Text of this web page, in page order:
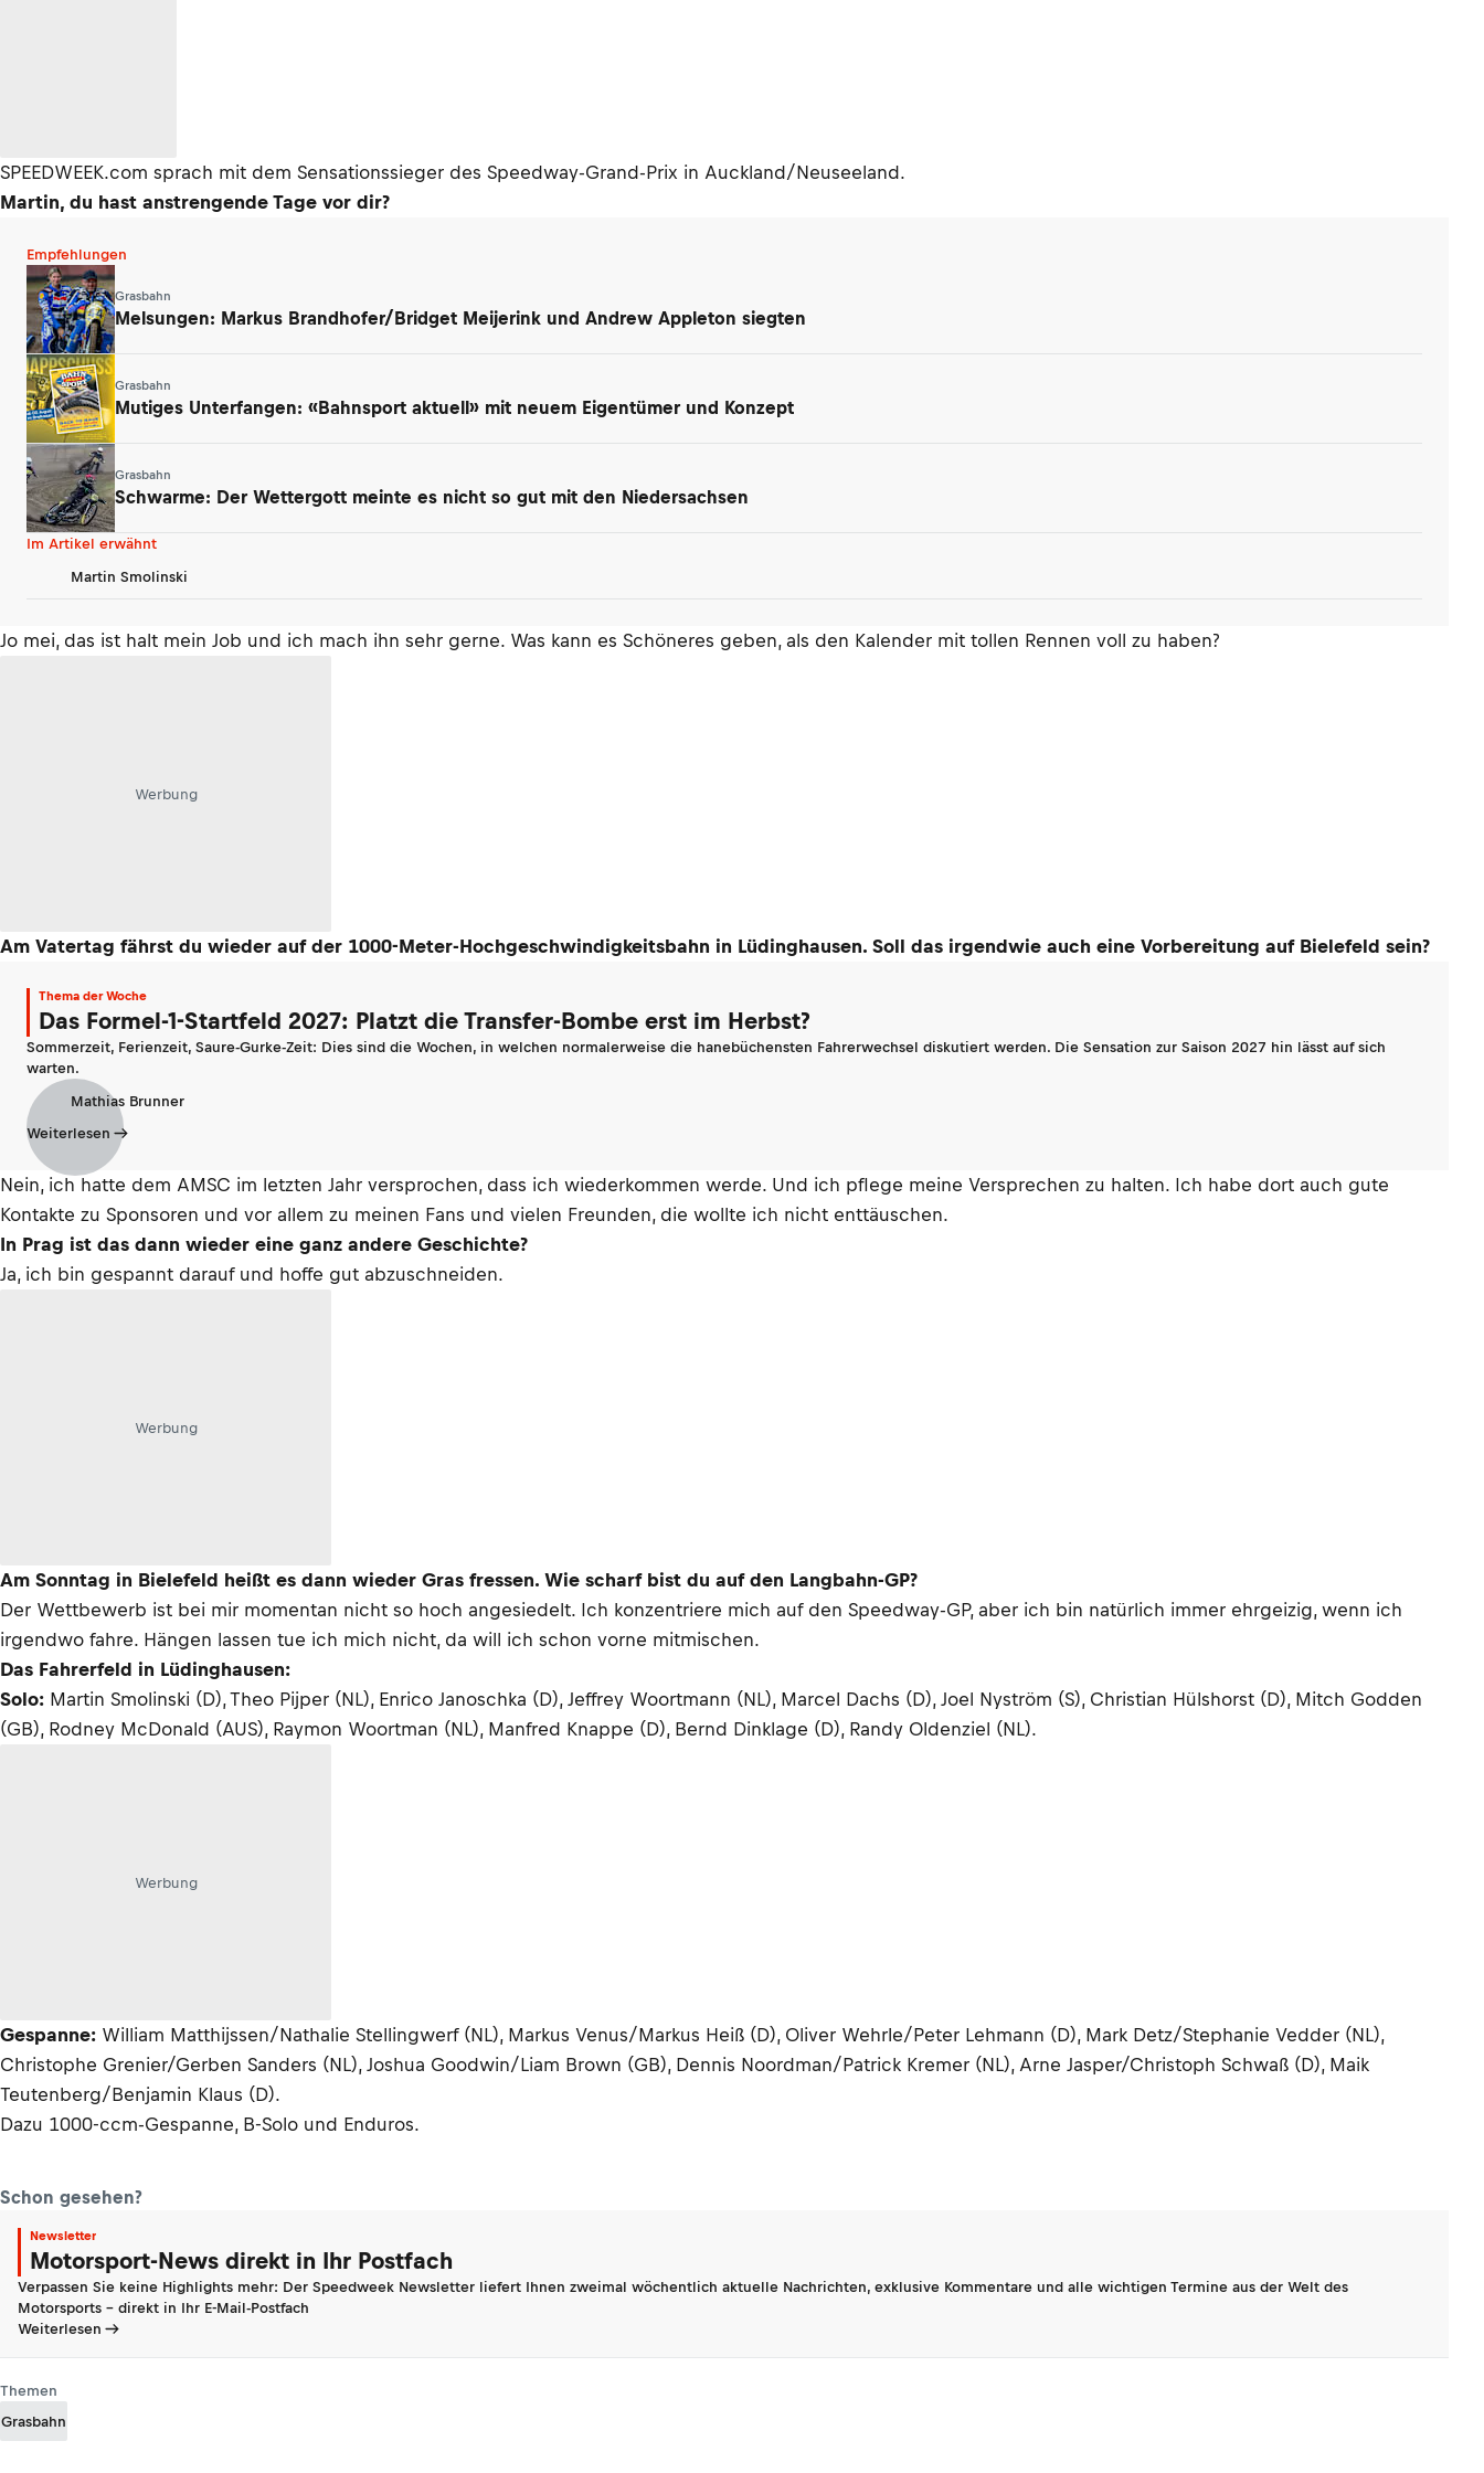
SPEEDWEEK.com sprach mit dem Sensationssieger des Speedway-Grand-Prix in Auckland/Neuseeland.
Martin, du hast anstrengende Tage vor dir?
Empfehlungen
Grasbahn
Melsungen: Markus Brandhofer/Bridget Meijerink und Andrew Appleton siegten
Grasbahn
Mutiges Unterfangen: «Bahnsport aktuell» mit neuem Eigentümer und Konzept
Grasbahn
Schwarme: Der Wettergott meinte es nicht so gut mit den Niedersachsen
Im Artikel erwähnt
Martin Smolinski
Jo mei, das ist halt mein Job und ich mach ihn sehr gerne. Was kann es Schöneres geben, als den Kalender mit tollen Rennen voll zu haben?
Werbung
Am Vatertag fährst du wieder auf der 1000-Meter-Hochgeschwindigkeitsbahn in Lüdinghausen. Soll das irgendwie auch eine Vorbereitung auf Bielefeld sein?
Thema der Woche
Das Formel-1-Startfeld 2027: Platzt die Transfer-Bombe erst im Herbst?
Sommerzeit, Ferienzeit, Saure-Gurke-Zeit: Dies sind die Wochen, in welchen normalerweise die hanebüchensten Fahrerwechsel diskutiert werden. Die Sensation zur Saison 2027 hin lässt auf sich
warten.
Mathias Brunner
Weiterlesen
Nein, ich hatte dem AMSC im letzten Jahr versprochen, dass ich wiederkommen werde. Und ich pflege meine Versprechen zu halten. Ich habe dort auch gute
Kontakte zu Sponsoren und vor allem zu meinen Fans und vielen Freunden, die wollte ich nicht enttäuschen.
In Prag ist das dann wieder eine ganz andere Geschichte?
Ja, ich bin gespannt darauf und hoffe gut abzuschneiden.
Werbung
Am Sonntag in Bielefeld heißt es dann wieder Gras fressen. Wie scharf bist du auf den Langbahn-GP?
Der Wettbewerb ist bei mir momentan nicht so hoch angesiedelt. Ich konzentriere mich auf den Speedway-GP, aber ich bin natürlich immer ehrgeizig, wenn ich
irgendwo fahre. Hängen lassen tue ich mich nicht, da will ich schon vorne mitmischen.
Das Fahrerfeld in Lüdinghausen:
Solo: Martin Smolinski (D), Theo Pijper (NL), Enrico Janoschka (D), Jeffrey Woortmann (NL), Marcel Dachs (D), Joel Nyström (S), Christian Hülshorst (D), Mitch Godden
(GB), Rodney McDonald (AUS), Raymon Woortman (NL), Manfred Knappe (D), Bernd Dinklage (D), Randy Oldenziel (NL).
Werbung
Gespanne: William Matthijssen/Nathalie Stellingwerf (NL), Markus Venus/Markus Heiß (D), Oliver Wehrle/Peter Lehmann (D), Mark Detz/Stephanie Vedder (NL),
Christophe Grenier/Gerben Sanders (NL), Joshua Goodwin/Liam Brown (GB), Dennis Noordman/Patrick Kremer (NL), Arne Jasper/Christoph Schwaß (D), Maik
Teutenberg/Benjamin Klaus (D).
Dazu 1000-ccm-Gespanne, B-Solo und Enduros.
Schon gesehen?
Newsletter
Motorsport-News direkt in Ihr Postfach
Verpassen Sie keine Highlights mehr: Der Speedweek Newsletter liefert Ihnen zweimal wöchentlich aktuelle Nachrichten, exklusive Kommentare und alle wichtigen Termine aus der Welt des
Motorsports - direkt in Ihr E-Mail-Postfach
Weiterlesen
Themen
Grasbahn